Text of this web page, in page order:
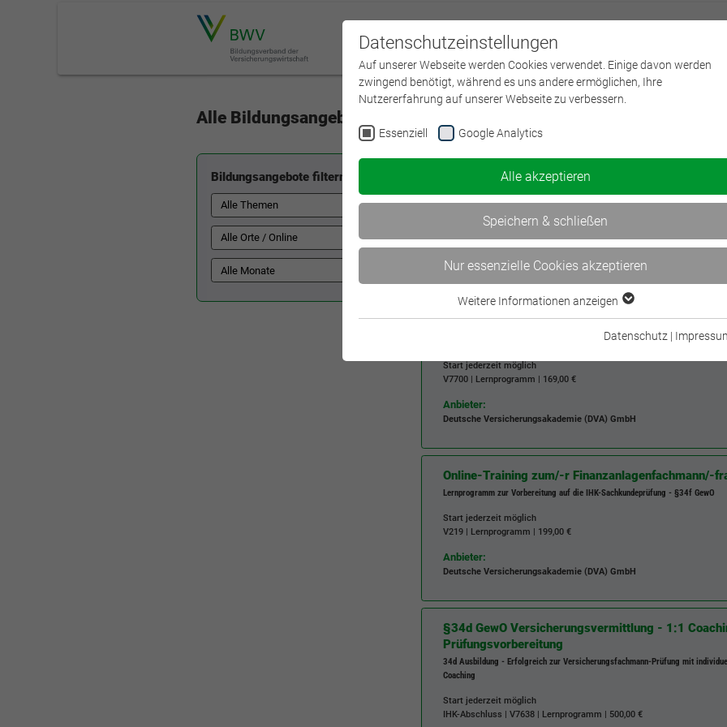
Alle Bildungsangebote
Bildungsangebote filtern: Aktive Kundenkommunikation im
Start jederzeit möglich
Anbieter:
Kompetent in KI
Start jederzeit möglich
V7700 | Lernprogramm | 169,00 €
Anbieter:
Deutsche Versicherungsakademie (DVA) GmbH
Online-Training zum/-r Finanzanlagenfachmann/-
Lernprogramm zur Vorbereitung auf die IHK-Sachkundeprüfung - §34f GewO
Start jederzeit möglich
V219 | Lernprogramm | 199,00 €
Anbieter:
Deutsche Versicherungsakademie (DVA) GmbH
§34d GewO Versicherungsvermittlung - 1:1
Prüfungsvorbereitung
34d Ausbildung - Erfolgreich zur Versicherungsfachmann-Prüfung mit
Coaching
Start jederzeit möglich
IHK-Abschluss |V7638 | Lernprogramm | 500,00 €
Datenschutzeinstellungen
Auf unserer Webseite werden Cookies verwendet. Einige davon werden
zwingend benötigt, während es uns andere ermöglichen, Ihre
Nutzererfahrung auf unserer Webseite zu verbessern.
Essenziell Google Analytics
Alle akzeptieren
Speichern & schließen
Nur essenzielle Cookies akzeptieren
Essenzielle Cookies werden für grundlegende Funktionen der Webseite
funktioniert.
cookie_optin
1 Jahr
Dieses Cookie wird verwendet, um Ihre Cookie-
Einstellungen für diese Website zu speichern.
BWV Verband
1 Jahr
Dieser Wert speichert Ihre Consent-Einstellungen.
Unter anderem eine zufällig generierte ID, für die
Cookie-Informationen anzeigen
Google Analytics
_ga
Google Analytics
2 Jahre
um statistische Daten dazu, wie der Besucher die
Website nutzt, zu generieren.
_ga_#
Google Analytics
Cookie-Informationen anzeigen
Weitere Informationen anzeigen
Datenschutz |